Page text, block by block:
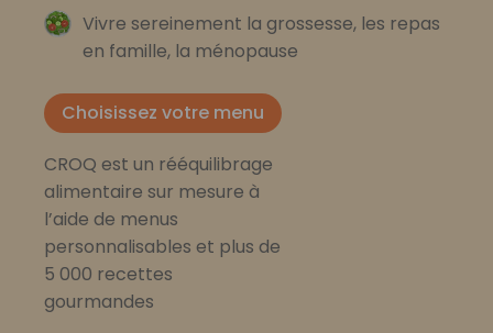
Vivre sereinement la grossesse, les repas
en famille, la ménopause
Choisissez votre menu
CROQ est un rééquilibrage
alimentaire sur mesure à
l’aide de menus
personnalisables et plus de
5 000 recettes
gourmandes